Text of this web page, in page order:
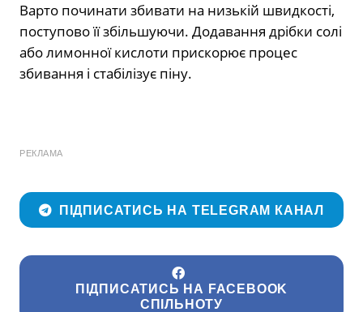
Варто починати збивати на низькій швидкості,
поступово її збільшуючи. Додавання дрібки солі
або лимонної кислоти прискорює процес
збивання і стабілізує піну.
РЕКЛАМА
ПІДПИСАТИСЬ НА TELEGRAM КАНАЛ
ПІДПИСАТИСЬ НА FACEBOOK
СПІЛЬНОТУ